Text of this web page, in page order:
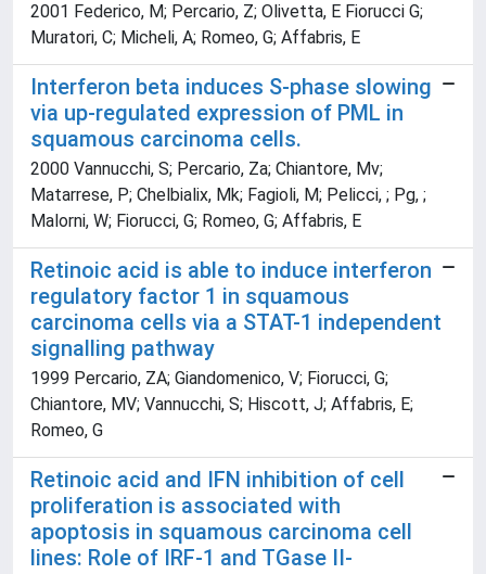
2001 Federico, M; Percario, Z; Olivetta, E Fiorucci G;
Muratori, C; Micheli, A; Romeo, G; Affabris, E
Interferon beta induces S-phase slowing
via up-regulated expression of PML in
squamous carcinoma cells.
2000 Vannucchi, S; Percario, Za; Chiantore, Mv;
Matarrese, P; Chelbialix, Mk; Fagioli, M; Pelicci, ; Pg, ;
Malorni, W; Fiorucci, G; Romeo, G; Affabris, E
Retinoic acid is able to induce interferon
regulatory factor 1 in squamous
carcinoma cells via a STAT-1 independent
signalling pathway
1999 Percario, ZA; Giandomenico, V; Fiorucci, G;
Chiantore, MV; Vannucchi, S; Hiscott, J; Affabris, E;
Romeo, G
Retinoic acid and IFN inhibition of cell
proliferation is associated with
apoptosis in squamous carcinoma cell
lines: Role of IRF-1 and TGase II-